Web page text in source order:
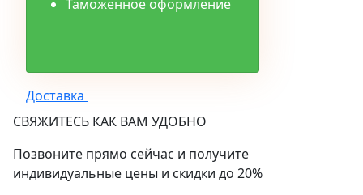
Таможенное оформление
Доставка
СВЯЖИТЕСЬ КАК ВАМ УДОБНО
Позвоните прямо сейчас и получите
индивидуальные цены и скидки до 20%